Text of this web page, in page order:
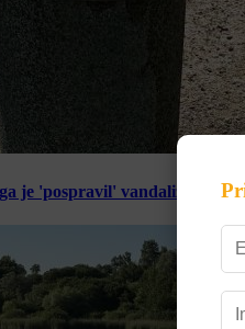
je 'pospravil' vandalizem